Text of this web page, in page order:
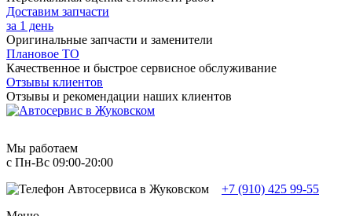
Доставим запчасти
за 1 день
Оригинальные запчасти и заменители
Плановое ТО
Качественное и быстрое сервисное обслуживание
Отзывы клиентов
Отзывы и рекомендации наших клиентов
Мы работаем
с Пн-Вc 09:00-20:00
+7 (910) 425 99-55